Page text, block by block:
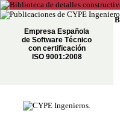
Empresa Española
de Software Técnico
con certificación
ISO 9001:2008